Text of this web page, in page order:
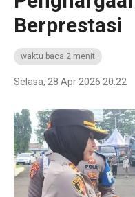
Berprestasi
waktu baca 2 menit
Selasa, 28 Apr 2026 20:22